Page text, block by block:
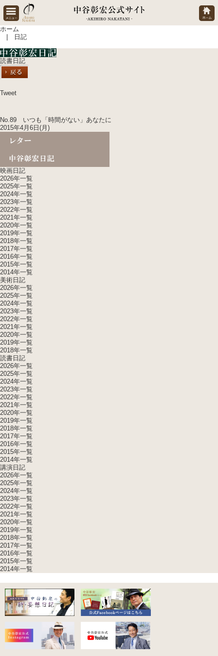
ホーム
| 日記
読書日記
Tweet
No.89 いつも「時間がない」あなたに
2015年4月6日(月)
映画日記
2026年一覧
2025年一覧
2024年一覧
2023年一覧
2022年一覧
2021年一覧
2020年一覧
2019年一覧
2018年一覧
2017年一覧
2016年一覧
2015年一覧
2014年一覧
美術日記
2026年一覧
2025年一覧
2024年一覧
2023年一覧
2022年一覧
2021年一覧
2020年一覧
2019年一覧
2018年一覧
読書日記
2026年一覧
2025年一覧
2024年一覧
2023年一覧
2022年一覧
2021年一覧
2020年一覧
2019年一覧
2018年一覧
2017年一覧
2016年一覧
2015年一覧
2014年一覧
講演日記
2026年一覧
2025年一覧
2024年一覧
2023年一覧
2022年一覧
2021年一覧
2020年一覧
2019年一覧
2018年一覧
2017年一覧
2016年一覧
2015年一覧
2014年一覧